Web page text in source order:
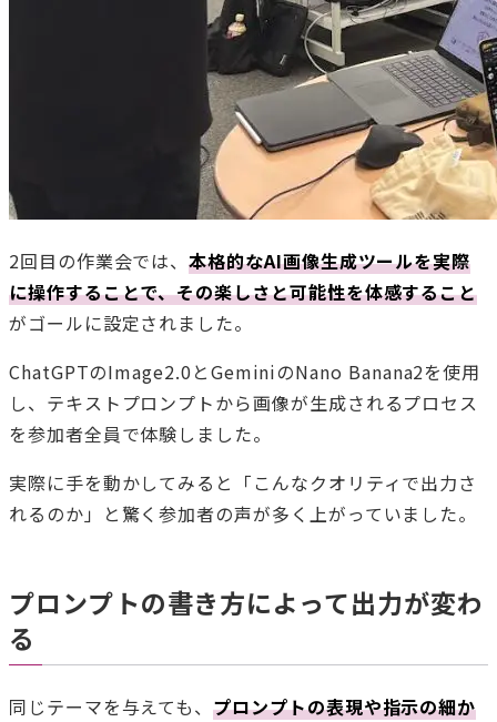
2回目の作業会では、本格的なAI画像生成ツールを実際
に操作することで、その楽しさと可能性を体感すること
がゴールに設定されました。
ChatGPTのImage2.0とGeminiのNano Banana2を使用
し、テキストプロンプトから画像が生成されるプロセス
を参加者全員で体験しました。
実際に手を動かしてみると「こんなクオリティで出力さ
れるのか」と驚く参加者の声が多く上がっていました。
プロンプトの書き方によって出力が変わ
る
同じテーマを与えても、プロンプトの表現や指示の細か